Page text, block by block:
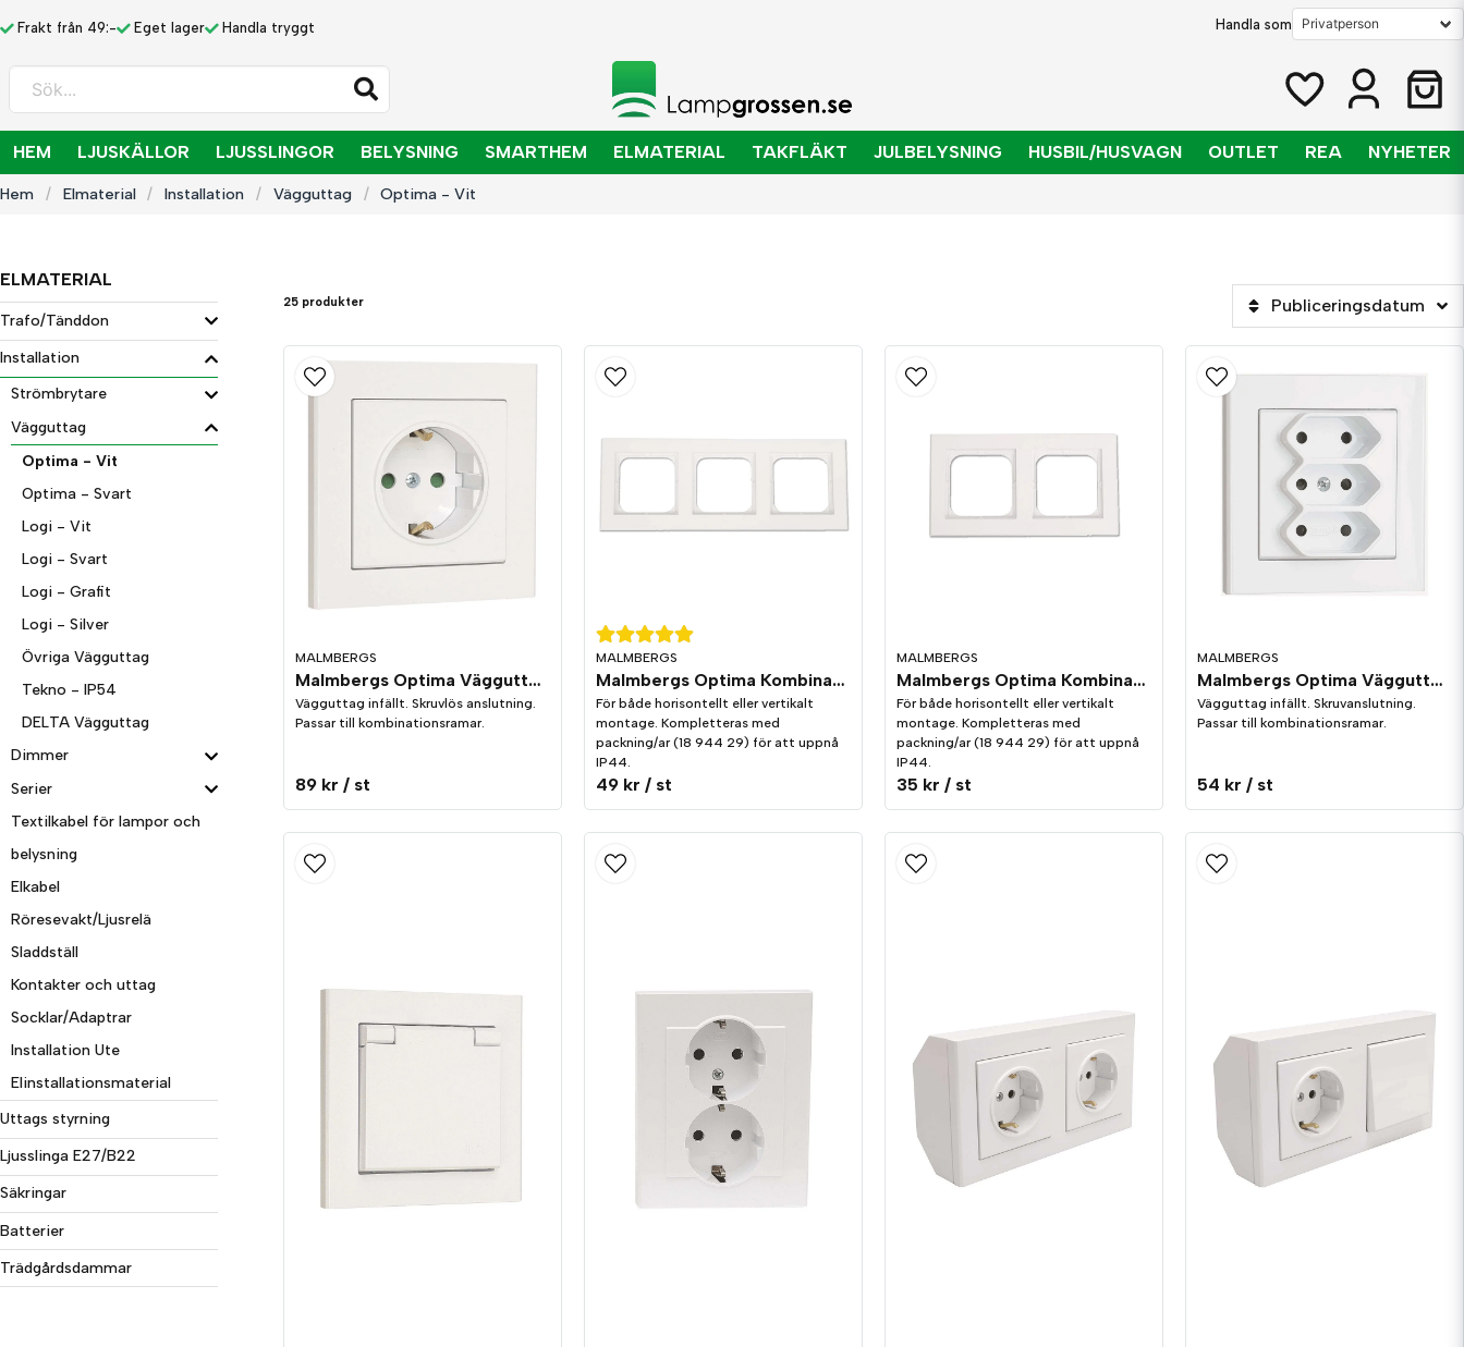
Frakt från 49:- Eget lager Handla tryggt Handla som
Sök...
HEM LJUSKÄLLOR LJUSSLINGOR BELYSNING SMARTHEM ELMATERIAL TAKFLÄKT JULBELYSNING HUSBIL/HUSVAGN OUTLET REA NYHETER
Hem Elmaterial Installation Vägguttag Optima - Vit
ELMATERIAL
Trafo/Tänddon
Installation
Strömbrytare
Vägguttag
Optima - Vit
Optima - Svart
Logi - Vit
Logi - Svart
Logi - Grafit
Logi - Silver
Övriga Vägguttag
Tekno - IP54
DELTA Vägguttag
Dimmer
Serier
Textilkabel för lampor och
belysning
Elkabel
Röresevakt/Ljusrelä
Sladdställ
Kontakter och uttag
Socklar/Adaptrar
Installation Ute
Elinstallationsmaterial
Uttags styrning
Ljusslinga E27/B22
Säkringar
Batterier
Trädgårdsdammar
25 produkter Publiceringsdatum
MALMBERGS
Malmbergs Optima Vägguttag 1-Vägs Vit
Vägguttag infällt. Skruvlös anslutning.
Passar till kombinationsramar.
89 kr / st
MALMBERGS
Malmbergs Optima Kombinationsram 3-fack vit
För både horisontellt eller vertikalt
montage. Kompletteras med
packning/ar (18 944 29) för att uppnå
IP44.
49 kr / st
MALMBERGS
Malmbergs Optima Kombinationsram 2-fack vit
För både horisontellt eller vertikalt
montage. Kompletteras med
packning/ar (18 944 29) för att uppnå
IP44.
35 kr / st
MALMBERGS
Malmbergs Optima Vägguttag 3-Vägs Euro Vit
Vägguttag infällt. Skruvanslutning.
Passar till kombinationsramar.
54 kr / st